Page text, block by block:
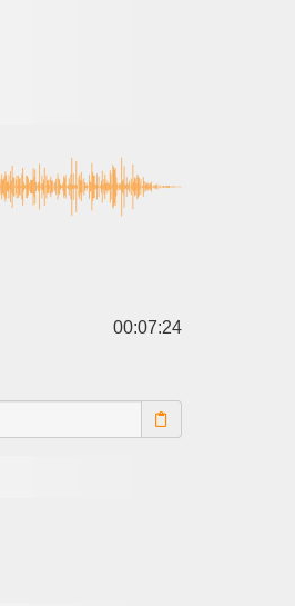
00:07:24